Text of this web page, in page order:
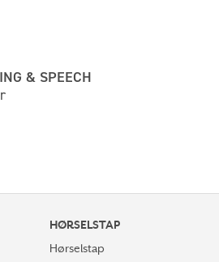
& SPEECH
HØRSELSTAP
Hørselstap